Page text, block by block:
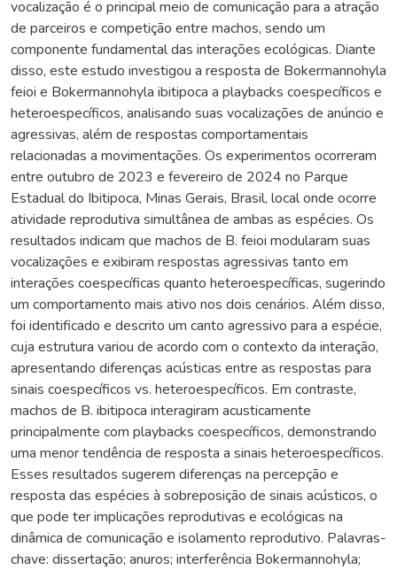
vocalização é o principal meio de comunicação para a atração
de parceiros e competição entre machos, sendo um
componente fundamental das interações ecológicas. Diante
disso, este estudo investigou a resposta de Bokermannohyla
feioi e Bokermannohyla ibitipoca a playbacks coespecíficos e
heteroespecíficos, analisando suas vocalizações de anúncio e
agressivas, além de respostas comportamentais
relacionadas a movimentações. Os experimentos ocorreram
entre outubro de 2023 e fevereiro de 2024 no Parque
Estadual do Ibitipoca, Minas Gerais, Brasil, local onde ocorre
atividade reprodutiva simultânea de ambas as espécies. Os
resultados indicam que machos de B. feioi modularam suas
vocalizações e exibiram respostas agressivas tanto em
interações coespecíficas quanto heteroespecíficas, sugerindo
um comportamento mais ativo nos dois cenários. Além disso,
foi identificado e descrito um canto agressivo para a espécie,
cuja estrutura variou de acordo com o contexto da interação,
apresentando diferenças acústicas entre as respostas para
sinais coespecíficos vs. heteroespecíficos. Em contraste,
machos de B. ibitipoca interagiram acusticamente
principalmente com playbacks coespecíficos, demonstrando
uma menor tendência de resposta a sinais heteroespecíficos.
Esses resultados sugerem diferenças na percepção e
resposta das espécies à sobreposição de sinais acústicos, o
que pode ter implicações reprodutivas e ecológicas na
dinâmica de comunicação e isolamento reprodutivo. Palavras-
chave: dissertação; anuros; interferência Bokermannohyla;